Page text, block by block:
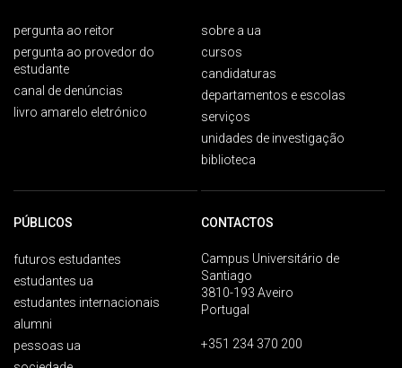
pergunta ao reitor
pergunta ao provedor do
estudante
canal de denúncias
livro amarelo eletrónico
sobre a ua
cursos
candidaturas
departamentos e escolas
serviços
unidades de investigação
biblioteca
PÚBLICOS
futuros estudantes
estudantes ua
estudantes internacionais
alumni
pessoas ua
CONTACTOS
Campus Universitário de
Santiago
3810-193 Aveiro
Portugal
+351 234 370 200